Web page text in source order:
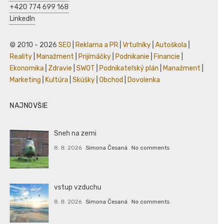
+420 774 699 168
LinkedIn
© 2010 - 2026 SEO Reklama a PR Vrtuľníky Autoškola
Reality
Manažment Prijímáčky Podnikanie Financie
Ekonomika
Zdravie SWOT Podnikateľský plán Manažment
Marketing
Kultúra Skúšky Obchod Dovolenka
NAJNOVŠIE
Sneh na zemi
8. 8. 2026 Simona Česaná No comments
vstup vzduchu
8. 8. 2026 Simona Česaná No comments